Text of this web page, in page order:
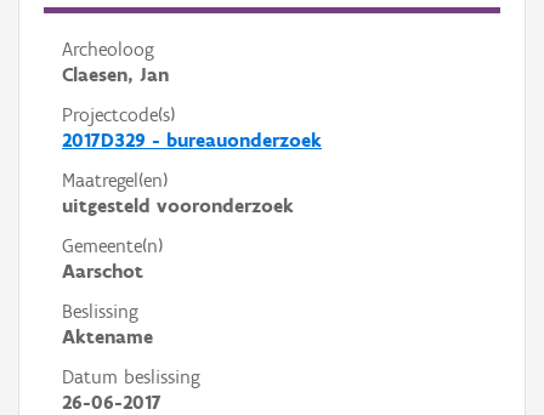
Archeoloog
Claesen, Jan
Projectcode(s)
2017D329 - bureauonderzoek
Maatregel(en)
uitgesteld vooronderzoek
Gemeente(n)
Aarschot
Beslissing
Aktename
Datum beslissing
26-06-2017